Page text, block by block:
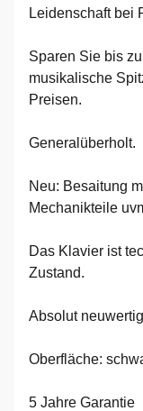
Leidenschaft bei
Sparen Sie bis
musikalische
Preisen.
Generalüberholt.
Neu: Besaitung
Mechanikteile
Das Klavier ist
Zustand.
Absolut
Oberfläche:
5 Jahre Garantie